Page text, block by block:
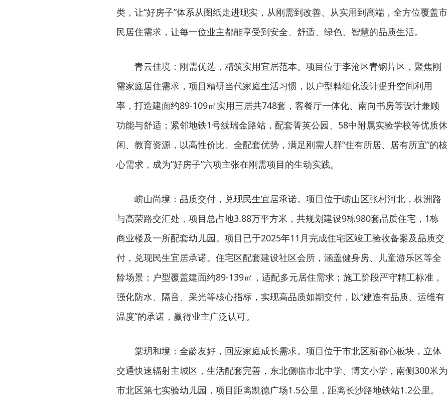
类，让“好房子”体系从图纸走进现实，从刚需到改善、从实用到高端，全方位覆盖市
民居住需求，让每一位业主都能享受到安全、舒适、绿色、智慧的品质生活。
青云佳境：刚需优选，精筑实用宜居范本。项目位于李沧区青钢片区，聚焦刚
需家庭居住需求，项目精研当代家庭生活习惯，以户型精细化设计提升空间利用
率，打造建面约89-109㎡实用三居共748套，客餐厅一体化、南向书房等设计兼顾
功能与舒适；紧邻地铁1号线瑞金路站，配套菁英公园、58中附属实验学校等优质休
闲、教育资源，以高性价比、全配套优势，满足刚需人群“住有所居、居有所宜”的核
心需求，成为“好房子”六项主张在刚需项目的生动实践。
崂山尚境：品质交付，兑现民生宜居承诺。项目位于崂山区张村河北，株洲路
与高荣路交汇处，项目总占地3.88万平方米，共规划建设9栋980套品质住宅，1栋
商业楼及一所配套幼儿园。项目已于2025年11月完成住宅区竣工验收备案及品质交
付，兑现民生宜居承诺。住宅区配套建设社区会所，涵盖健身房、儿童游乐区等全
龄场景；户型覆盖建面约89-139㎡，适配多元居住需求；施工阶段严守精工标准，
强化防水、隔音、采光等核心指标，实现高品质如期交付，以“建造有品质、运维有
温度”的承诺，赢得业主广泛认可。
棠玥和境：全龄友好，回应家庭成长需求。项目位于市北区新都心板块，立体
交通快速辐射主城区，生活配套完善，东北侧临市北中学、博文小学，南侧300米为
市北区第七实验幼儿园，项目距离凯德广场1.5公里，距离长沙路地铁站1.2公里。